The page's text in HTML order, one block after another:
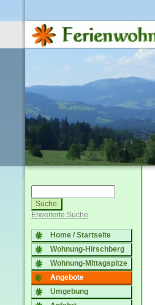
Erweiterte Suche
Home / Startseite
Wohnung-Hirschberg
Wohnung-Mittagspitze
Angebote
Umgebung